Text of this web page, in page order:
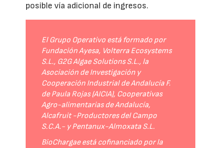
posible vía adicional de ingresos.
El Grupo Operativo está formado por
Fundación Ayesa, Volterra Ecosystems
S.L., G2G Algae Solutions S.L., la
Asociación de Investigación y
Cooperación Industrial de Andalucía F.
de Paula Rojas (AICIA), Cooperativas
Agro-alimentarias de Andalucía,
Alcafruit -Productores del Campo
S.C.A.- y Pentanux-Almoxata S.L.
BioChargae está cofinanciado por la